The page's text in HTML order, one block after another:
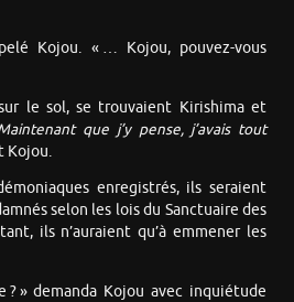
Kojou. « … Kojou, pouvez-vous
le sol, se trouvaient Kirishima et
que j’y pense, j’avais tout
Kojou.
enregistrés, ils seraient
selon les lois du Sanctuaire des
ils n’auraient qu’à emmener les
? » demanda Kojou avec inquiétude